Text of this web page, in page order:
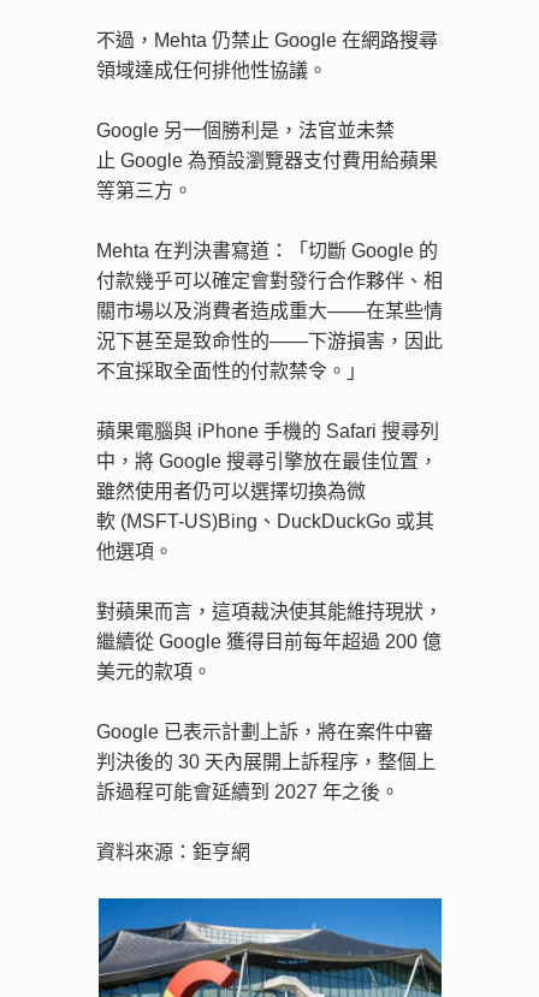
不過，Mehta 仍禁止 Google 在網路搜尋
領域達成任何排他性協議。
Google 另一個勝利是，法官並未禁
止 Google 為預設瀏覽器支付費用給蘋果
等第三方。
Mehta 在判決書寫道：「切斷 Google 的
付款幾乎可以確定會對發行合作夥伴、相
關市場以及消費者造成重大——在某些情
況下甚至是致命性的——下游損害，因此
不宜採取全面性的付款禁令。」
蘋果電腦與 iPhone 手機的 Safari 搜尋列
中，將 Google 搜尋引擎放在最佳位置，
雖然使用者仍可以選擇切換為微
軟 (MSFT-US)Bing、DuckDuckGo 或其
他選項。
對蘋果而言，這項裁決使其能維持現狀，
繼續從 Google 獲得目前每年超過 200 億
美元的款項。
Google 已表示計劃上訴，將在案件中審
判決後的 30 天內展開上訴程序，整個上
訴過程可能會延續到 2027 年之後。
資料來源：鉅亨網